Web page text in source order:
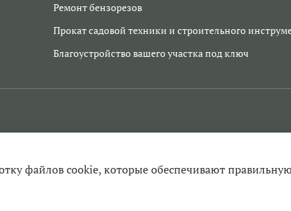
Ремонт бензорезов
Прокат садовой техники и строительного
Благоустройство вашего участка под ключ
заточка цепей, продажа инструмента и запчастей
файлов cookie, которые обеспечивают